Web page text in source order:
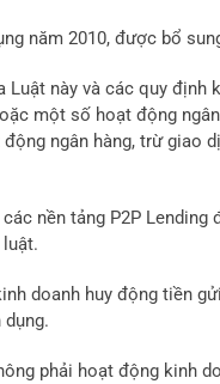
năm 2010, được bổ
này và các quy
một số hoạt động
ngân hàng, trừ giao
nền tảng P2P
doanh huy động tiền
phải hoạt động kinh